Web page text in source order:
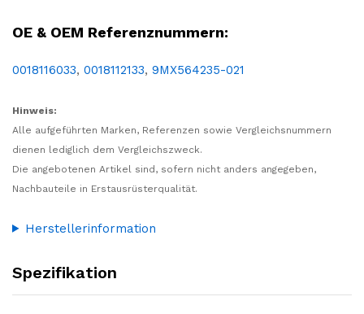
OE & OEM Referenznummern:
0018116033, 0018112133, 9MX564235-021
Hinweis:
Alle aufgeführten Marken, Referenzen sowie Vergleichsnummern
dienen lediglich dem Vergleichszweck.
Die angebotenen Artikel sind, sofern nicht anders angegeben,
Nachbauteile in Erstausrüsterqualität.
Herstellerinformation
Spezifikation